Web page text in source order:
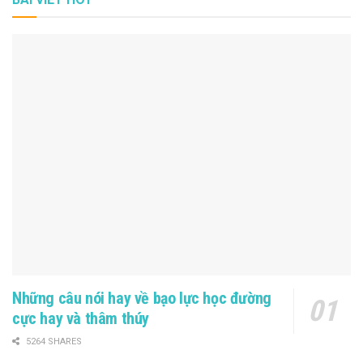
Những câu nói hay về bạo lực học đường
cực hay và thâm thúy
5264 SHARES